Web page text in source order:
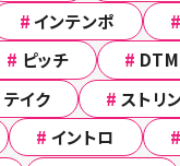
# インテンポ #
# ピッチ #
テイク # ストリ
# イントロ #